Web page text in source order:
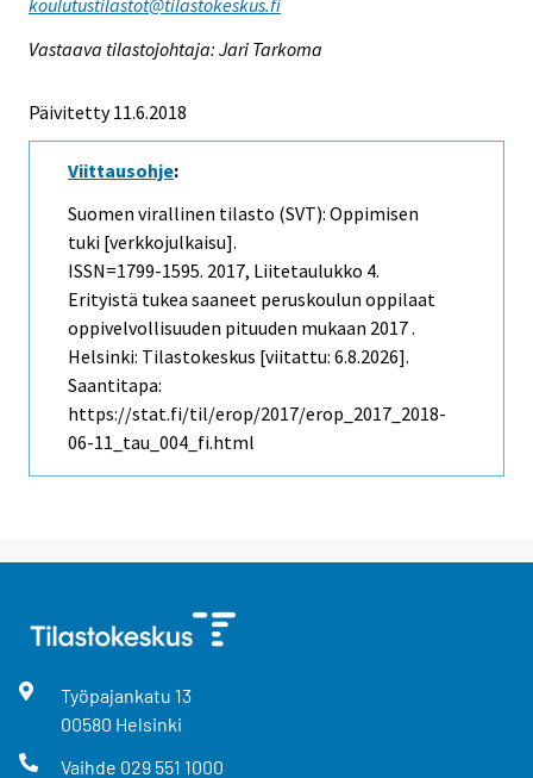
Vastaava tilastojohtaja: Jari Tarkoma
Päivitetty 11.6.2018
Viittausohje:
Suomen virallinen tilasto (SVT): Oppimisen
tuki [verkkojulkaisu].
ISSN=1799-1595. 2017, Liitetaulukko 4.
Erityistä tukea saaneet peruskoulun oppilaat
oppivelvollisuuden pituuden mukaan 2017 .
Helsinki: Tilastokeskus [viitattu: 6.8.2026].
Saantitapa:
https://stat.fi/til/erop/2017/erop_2017_2018-
06-11_tau_004_fi.html
Työpajankatu 13
00580 Helsinki
Vaihde 029 551 1000